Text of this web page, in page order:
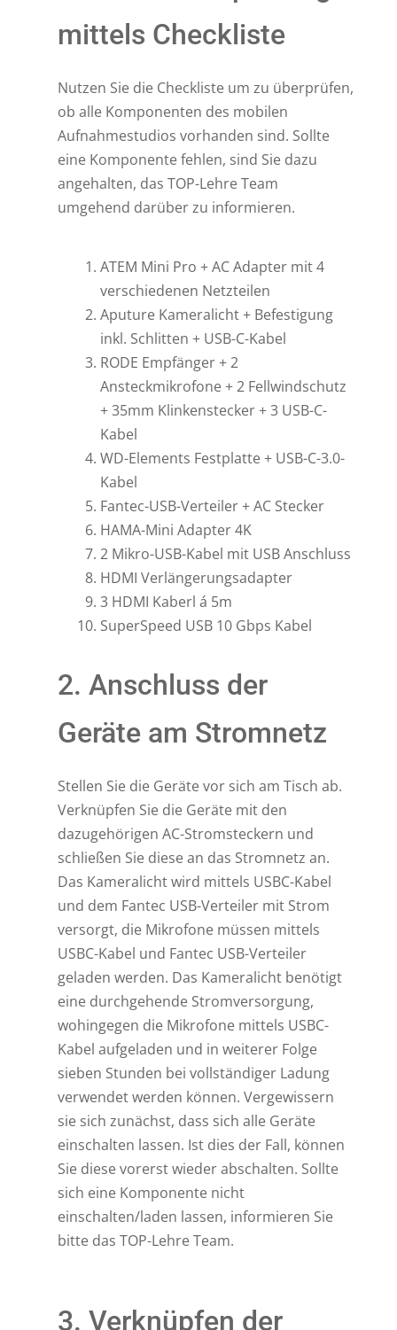
mittels Checkliste
Nutzen Sie die Checkliste um zu überprüfen,
ob alle Komponenten des mobilen
Aufnahmestudios vorhanden sind. Sollte
eine Komponente fehlen, sind Sie dazu
angehalten, das TOP-Lehre Team
umgehend darüber zu informieren.
ATEM Mini Pro + AC Adapter mit 4
verschiedenen Netzteilen
Aputure Kameralicht + Befestigung
inkl. Schlitten + USB-C-Kabel
RODE Empfänger + 2
Ansteckmikrofone + 2 Fellwindschutz
+ 35mm Klinkenstecker + 3 USB-C-
Kabel
WD-Elements Festplatte + USB-C-3.0-
Kabel
Fantec-USB-Verteiler + AC Stecker
HAMA-Mini Adapter 4K
2 Mikro-USB-Kabel mit USB Anschluss
HDMI Verlängerungsadapter
3 HDMI Kaberl á 5m
SuperSpeed USB 10 Gbps Kabel
2. Anschluss der
Geräte am Stromnetz
Stellen Sie die Geräte vor sich am Tisch ab.
Verknüpfen Sie die Geräte mit den
dazugehörigen AC-Stromsteckern und
schließen Sie diese an das Stromnetz an.
Das Kameralicht wird mittels USBC-Kabel
und dem Fantec USB-Verteiler mit Strom
versorgt, die Mikrofone müssen mittels
USBC-Kabel und Fantec USB-Verteiler
geladen werden. Das Kameralicht benötigt
eine durchgehende Stromversorgung,
wohingegen die Mikrofone mittels USBC-
Kabel aufgeladen und in weiterer Folge
sieben Stunden bei vollständiger Ladung
verwendet werden können. Vergewissern
sie sich zunächst, dass sich alle Geräte
einschalten lassen. Ist dies der Fall, können
Sie diese vorerst wieder abschalten. Sollte
sich eine Komponente nicht
einschalten/laden lassen, informieren Sie
bitte das TOP-Lehre Team.
3. Verknüpfen der